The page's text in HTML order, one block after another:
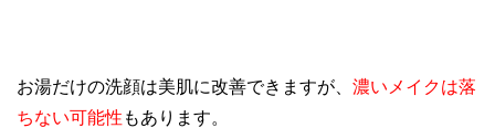
お湯だけの洗顔は美肌に改善できますが、 濃いメイクは落
ちない可能性 もあります。